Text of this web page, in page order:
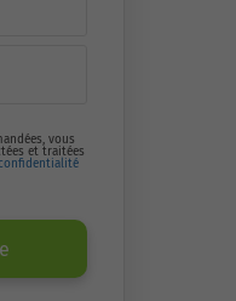
vous
et traitées